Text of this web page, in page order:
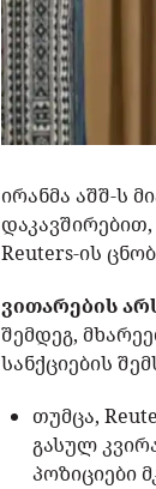
ირანმა აშშ-ს
Reuters-ის
ვითარების
შემდეგ,
სანქციების
თუმცა,
გასულ
პოზიციები